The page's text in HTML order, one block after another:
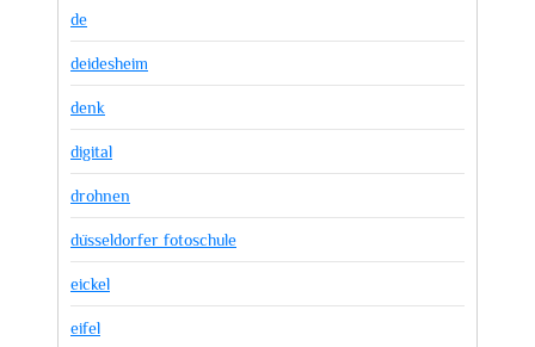
de
deidesheim
denk
digital
drohnen
düsseldorfer fotoschule
eickel
eifel